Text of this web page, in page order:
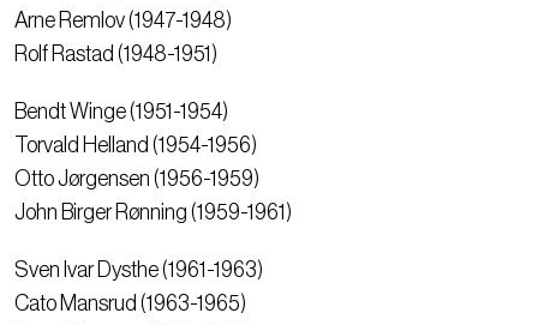
Arne Remlov (1947-1948)
Rolf Rastad (1948-1951)
Bendt Winge (1951-1954)
Torvald Helland (1954-1956)
Otto Jørgensen (1956-1959)
John Birger Rønning (1959-1961)
Sven Ivar Dysthe (1961-1963)
Cato Mansrud (1963-1965)